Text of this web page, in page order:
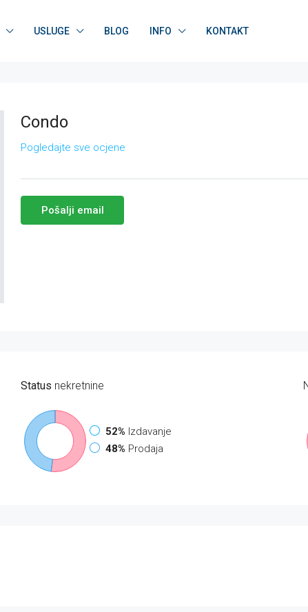
USLUGE BLOG INFO KONTAKT
Condo
Pogledajte sve ocjene
Pošalji email
Status nekretnine
52% Izdavanje
48% Prodaja